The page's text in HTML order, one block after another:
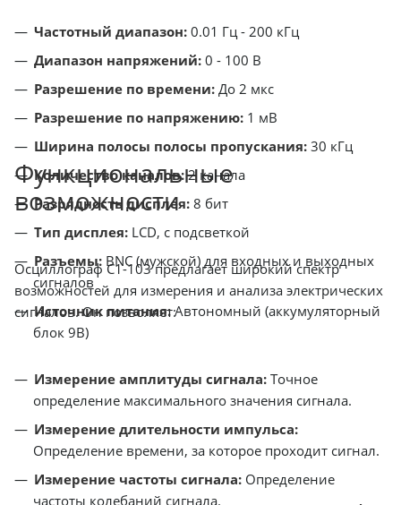
Частотный диапазон: 0.01 Гц - 200 кГц
Диапазон напряжений: 0 - 100 В
Разрешение по времени: До 2 мкс
Разрешение по напряжению: 1 мВ
Ширина полосы полосы пропускания: 30 кГц
Количество каналов:2 канала
Разрядность дисплея: 8 бит
Тип дисплея: LCD, с подсветкой
Разъемы: BNC (мужской) для входных и выходных
сигналов
Источник питания:Автономный (аккумуляторный
блок 9В)
Функциональные
возможности
Осциллограф С1-103 предлагает широкий спектр
возможностей для измерения и анализа электрических
сигналов. Он позволяет:
Измерение амплитуды сигнала: Точное
определение максимального значения сигнала.
Измерение длительности импульса:
Определение времени, за которое проходит сигнал.
Измерение частоты сигнала: Определение
частоты колебаний сигнала.